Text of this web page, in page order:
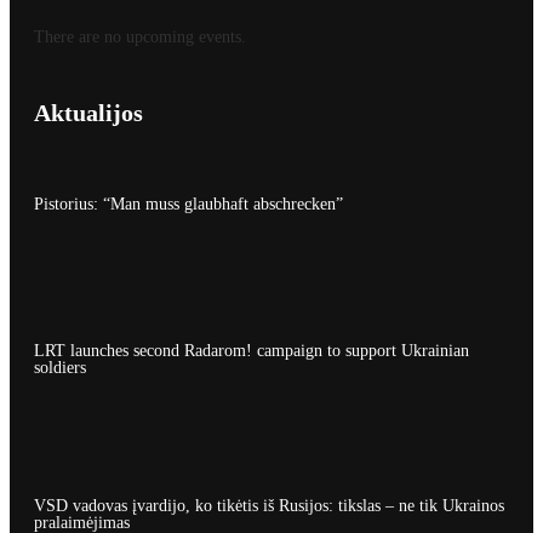
There are no upcoming events.
Aktualijos
Pistorius: “Man muss glaubhaft abschrecken”
LRT launches second Radarom! campaign to support Ukrainian
soldiers
VSD vadovas įvardijo, ko tikėtis iš Rusijos: tikslas – ne tik Ukrainos
pralaimėjimas